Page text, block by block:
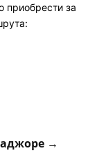
приобрести за
→